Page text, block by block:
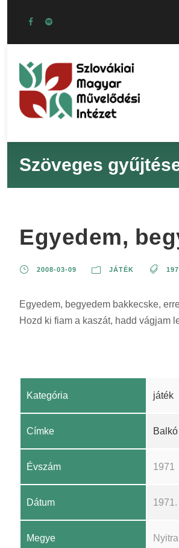
Szöveges
Egyedem,
2008-03-09 JÁTÉK
Egyedem, begyedem bakkecske,
Hozd ki fiam a kaszát, hadd vágjam
Kategória játék
Címke
Évszám 1971
Dátum 1971.
Megye Nyitra